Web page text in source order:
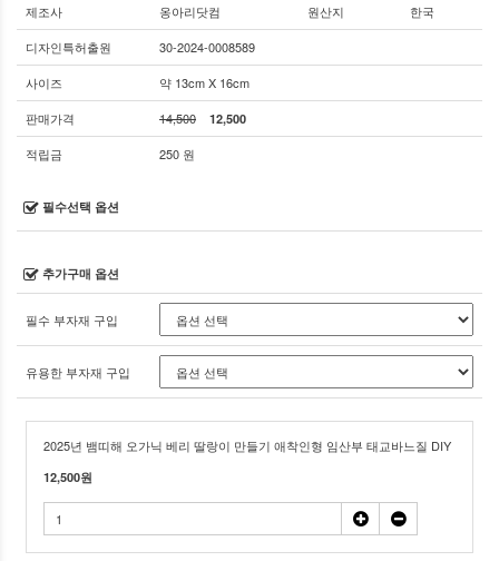
제조사 옹아리닷컴 원산지
한국
디자인특허출원
30-2024-0008589
사이즈
약 13cm X 16cm
판매가격
14,500 12,500
적립금 250 원
필수선택 옵션
추가구매 옵션
필수 부자재 구입
유용한 부자재 구입
2025년 뱀띠해 오가닉 베리 딸랑이 만들기 애착인형 임산부 태교바느질 DIY
12,500원